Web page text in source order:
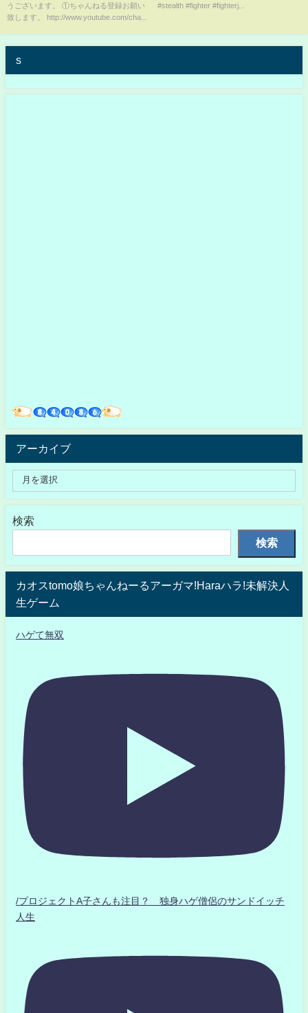
うございます。 ①ちゃんねる登録お願い
致します。 http://www.youtube.com/cha...
#stealth #fighter #fighterj...
s
アーカイブ
検索
検索
カオスtomo娘ちゃんねーるアーガマ!Haraハラ!未解決人
生ゲーム
ハゲて無双
/プロジェクトA子さんも注目？ 独身ハゲ僧侶のサンドイッチ
人生